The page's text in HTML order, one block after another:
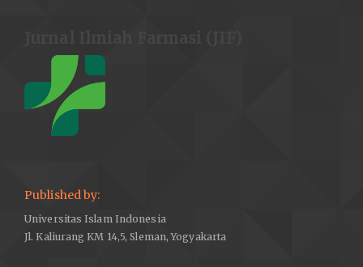
Published by:
Universitas Islam Indonesia
Jl. Kaliurang KM 14,5, Sleman, Yogyakarta